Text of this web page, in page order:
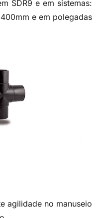
SDR9 e em sistemas:
e em polegadas
agilidade no manuseio